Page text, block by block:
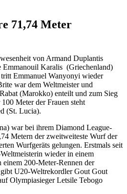
71,74 Meter
von Armand Duplantis
Karalis (Griechenland)
Emmanuel Wanyonyi wieder
war dem Weltmeister und
(Marokko) enteilt und zum Sieg
Meter der Frauen steht
(St. Lucia).
war bei ihrem Diamond League-
Metern der zweitweiteste Wurf der
Wurfgeräts gelungen. Erstmals seit
wieder in einem
200-Meter-Rennen der
U20-Weltrekordler Gout Gout
Olympiasieger Letsile Tebogo